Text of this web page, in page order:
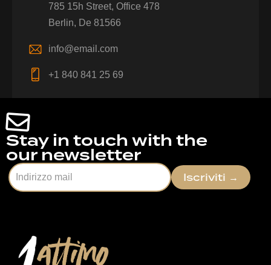
785 15h Street, Office 478
Berlin, De 81566
info@email.com
+1 840 841 25 69
Stay in touch with the
our newsletter
Iscriviti →